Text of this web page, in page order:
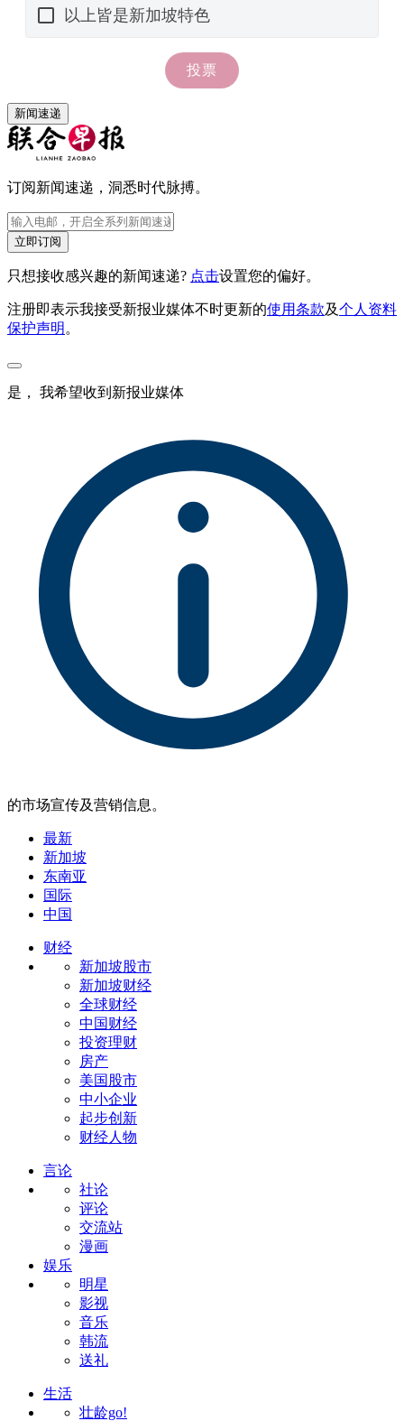
新闻速递
订阅新闻速递，洞悉时代脉搏。
立即订阅
只想接收感兴趣的新闻速递? 点击设置您的偏好。
注册即表示我接受新报业媒体不时更新的使用条款及个人资料
保护声明 。
是， 我希望收到新报业媒体
的市场宣传及营销信息。
最新
新加坡
东南亚
国际
中国
财经
新加坡股市
新加坡财经
全球财经
中国财经
投资理财
房产
美国股市
中小企业
起步创新
财经人物
言论
社论
评论
交流站
漫画
娱乐
明星
影视
音乐
韩流
送礼
生活
壮龄go!